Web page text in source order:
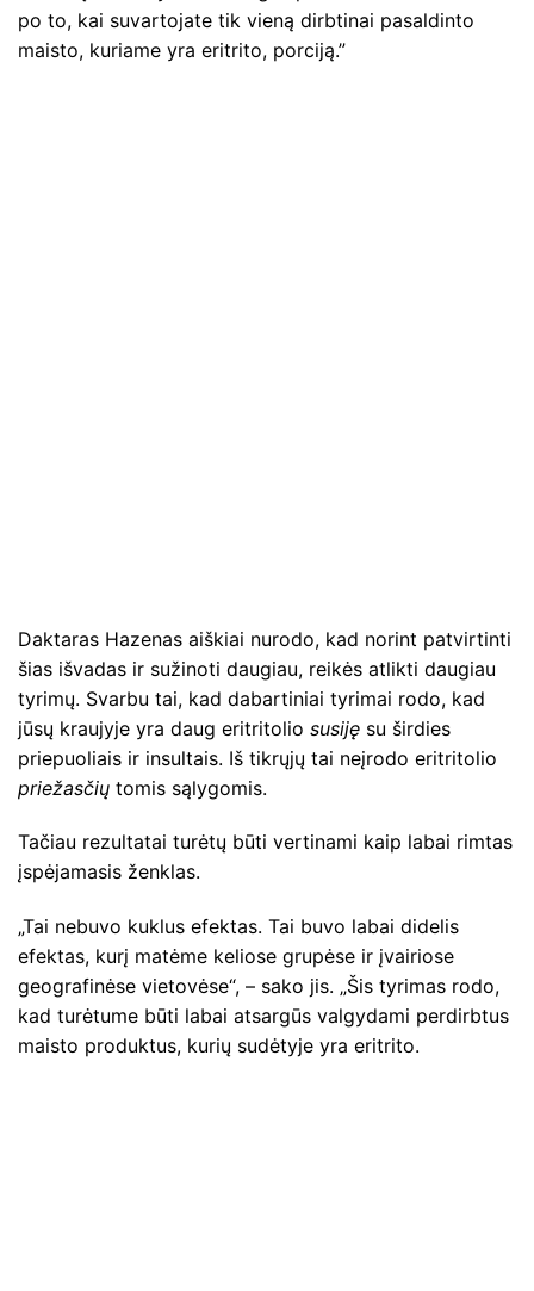
po to, kai suvartojate tik vieną dirbtinai pasaldinto
maisto, kuriame yra eritrito, porciją.”
Daktaras Hazenas aiškiai nurodo, kad norint patvirtinti
šias išvadas ir sužinoti daugiau, reikės atlikti daugiau
tyrimų. Svarbu tai, kad dabartiniai tyrimai rodo, kad
jūsų kraujyje yra daug eritritolio susiję su širdies
priepuoliais ir insultais. Iš tikrųjų tai neįrodo eritritolio
priežasčių tomis sąlygomis.
Tačiau rezultatai turėtų būti vertinami kaip labai rimtas
įspėjamasis ženklas.
„Tai nebuvo kuklus efektas. Tai buvo labai didelis
efektas, kurį matėme keliose grupėse ir įvairiose
geografinėse vietovėse“, – sako jis. „Šis tyrimas rodo,
kad turėtume būti labai atsargūs valgydami perdirbtus
maisto produktus, kurių sudėtyje yra eritrito.